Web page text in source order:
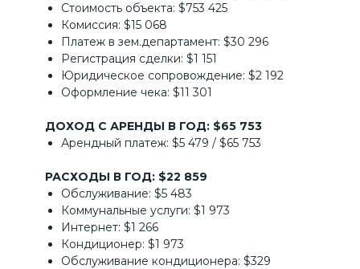
Стоимость объекта: $753 425
Комиссия: $15 068
Платеж в зем.департамент: $30 296
Регистрация сделки: $1 151
Юридическое сопровождение: $2 192
Оформление чека: $11 301
ДОХОД С АРЕНДЫ В ГОД: $65 753
Арендный платеж: $5 479 / $65 753
РАСХОДЫ В ГОД: $22 859
Обслуживание: $5 483
Коммунальные услуги: $1 973
Интернет: $1 266
Кондиционер: $1 973
Обслуживание кондиционера: $329